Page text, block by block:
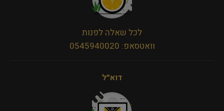
לכל שאלה לפנות
וואטסאפ: 0545940020
דוא״ל